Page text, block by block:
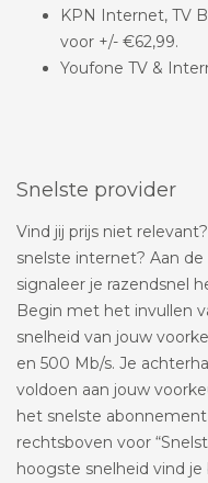
KPN Internet, TV
voor +/- €62,99.
Youfone TV &
Snelste provider
Vind jij prijs niet
snelste internet? Aan
signaleer je razendsnel
Begin met het invullen
snelheid van jouw
en 500 Mb/s. Je
voldoen aan jouw
het snelste abonnement
rechtsboven voor
hoogste snelheid vind